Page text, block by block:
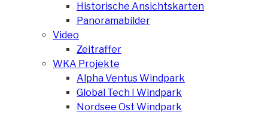
Historische Ansichtskarten
Panoramabilder
Video
Zeitraffer
WKA Projekte
Alpha Ventus Windpark
Global Tech I Windpark
Nordsee Ost Windpark